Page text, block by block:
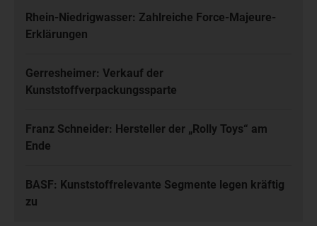
Rhein-Niedrigwasser: Zahlreiche Force-Majeure-
Erklärungen
Gerresheimer: Verkauf der
Kunststoffverpackungssparte
Franz Schneider: Hersteller der „Rolly Toys“ am
Ende
BASF: Kunststoffrelevante Segmente legen kräftig
zu